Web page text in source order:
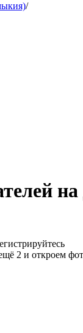
/
2 и откроем